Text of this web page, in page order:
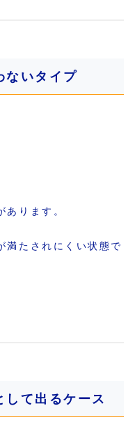
いタイプ
あります。
満たされにくい状態で
て出るケース